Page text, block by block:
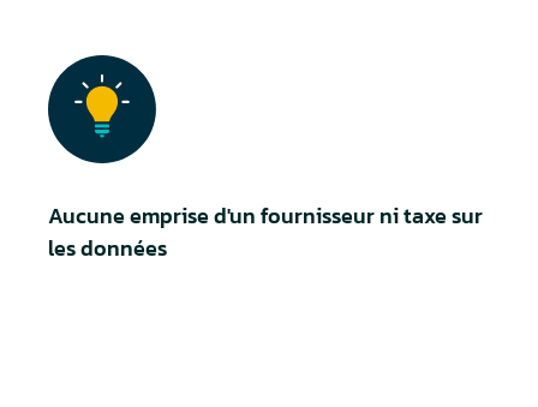
Aucune emprise d'un fournisseur ni taxe sur
les données